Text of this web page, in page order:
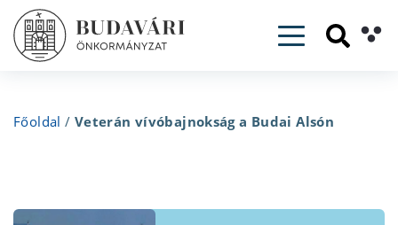
Toggle
Főoldal / Veterán vívóbajnokság a Budai Alsón